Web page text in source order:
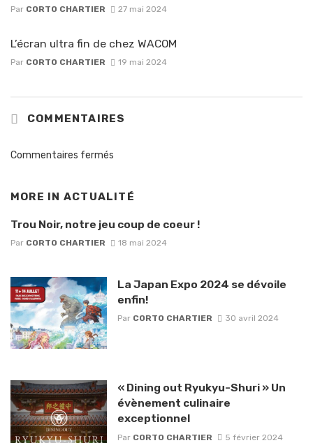
Par CORTO CHARTIER 27 mai 2024
L’écran ultra fin de chez WACOM
Par CORTO CHARTIER 19 mai 2024
COMMENTAIRES
Commentaires fermés
MORE IN ACTUALITÉ
Trou Noir, notre jeu coup de coeur !
Par CORTO CHARTIER 18 mai 2024
La Japan Expo 2024 se dévoile
enfin!
Par CORTO CHARTIER 30 avril 2024
« Dining out Ryukyu-Shuri » Un
évènement culinaire
exceptionnel
Par CORTO CHARTIER 5 février 2024